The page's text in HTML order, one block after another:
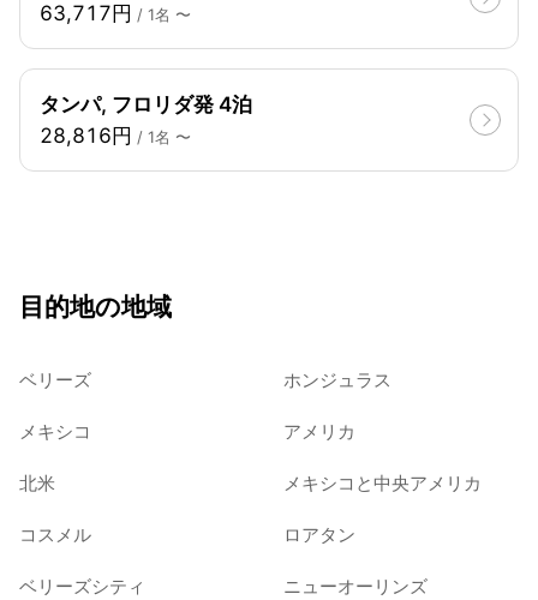
63,717円 / 1名 〜
タンパ, フロリダ発 4泊
28,816円 / 1名 〜
目的地の地域
ベリーズ ホンジュラス
メキシコ アメリカ
北米 メキシコと中央アメリカ
コスメル ロアタン
ベリーズシティ ニューオーリンズ